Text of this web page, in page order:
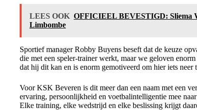
LEES OOK OFFICIEEL BEVESTIGD: Sliema
Limbombe
Sportief manager Robby Buyens beseft dat de keuze
die met een speler-trainer werkt, maar we geloven
dat hij dit kan en is enorm gemotiveerd om hier iets neer
Voor KSK Beveren is dit meer dan een naam met een
ervaring, persoonlijkheid en voetbalintelligentie mee
Elke training, elke wedstrijd en elke beslissing krijgt